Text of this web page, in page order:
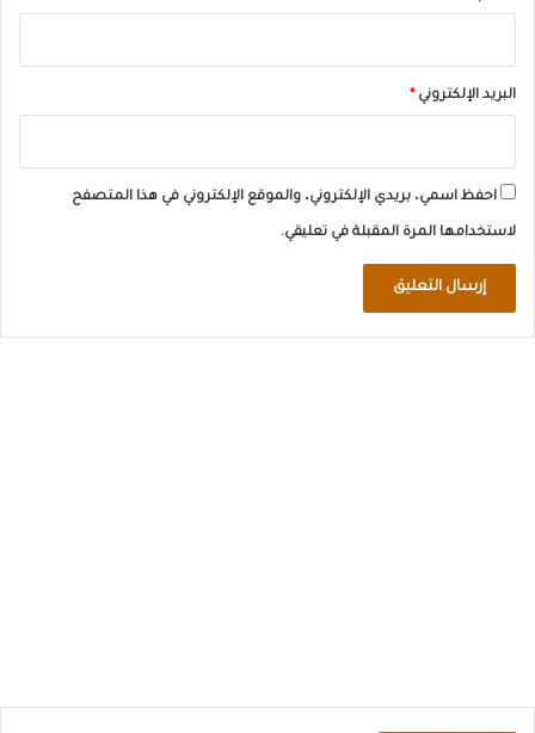
البريد الإلكتروني *
احفظ اسمي، بريدي الإلكتروني، والموقع الإلكتروني في هذا المتصفح
لاستخدامها المرة المقبلة في تعليقي.